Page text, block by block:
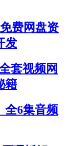
费网盘资
发
套视频网
籍
全6集音频